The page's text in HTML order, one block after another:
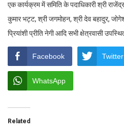
एक कार्यक्रम में समिति के पदाधिकारी श्री
कुमार भट्ट, श्री जगमोहन, श्री देव बहादुर,
प्रियांशी प्रीति नेगी आदि सभी क्षेत्रवासी
Facebook Twitter
WhatsApp
Related